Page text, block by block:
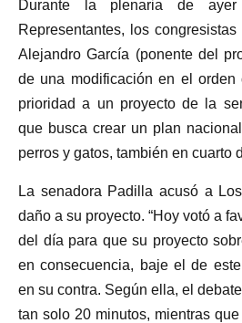
Durante la plenaria de
Representantes, los
Alejandro García (ponente del
de una modificación en el
prioridad a un proyecto de la
que busca crear un plan
perros y gatos, también en cuarto
La senadora Padilla acusó a
daño a su proyecto. “Hoy votó a
del día para que su proyecto
en consecuencia, baje el de
en su contra. Según ella, el
tan solo 20 minutos, mientras